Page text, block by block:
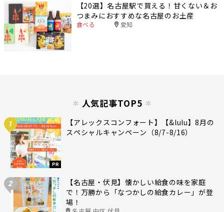
【20選】名古屋駅で買える！甘くない＆お
つまみにおすすめな名古屋のお土産
食べる 愛知
人気記事TOP5
1
PR
【アレックスコンフォート】【&lulu】8月の
スペシャルキャンペーン（8/7-8/16）
2
【名古屋・伏見】懐かしい給食の味を家庭
で！万勝から「なつかしの給食カレー」が登
場！